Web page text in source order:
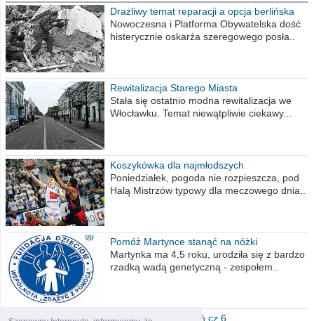
Drażliwy temat reparacji a opcja berlińska
Nowoczesna i Platforma Obywatelska dość
histerycznie oskarża szeregowego posła..
Rewitalizacja Starego Miasta
Stała się ostatnio modna rewitalizacja we
Włocławku. Temat niewątpliwie ciekawy...
Koszykówka dla najmłodszych
Poniedziałek, pogoda nie rozpieszcza, pod
Halą Mistrzów typowy dla meczowego dnia..
Pomóż Martynce stanąć na nóżki
Martynka ma 4,5 roku, urodziła się z bardzo
rzadką wadą genetyczną - zespołem..
Polska moich marzeń cz.6